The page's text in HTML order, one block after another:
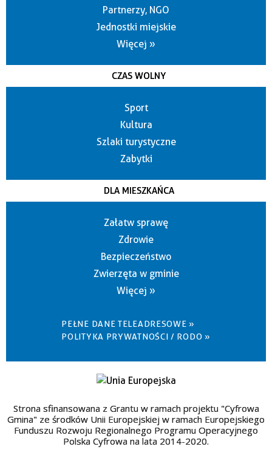
Partnerzy, NGO
Jednostki miejskie
Więcej »
CZAS WOLNY
Sport
Kultura
Szlaki turystyczne
Zabytki
DLA MIESZKAŃCA
Załatw sprawę
Zdrowie
Bezpieczeństwo
Zwierzęta w gminie
Więcej »
PEŁNE DANE TELEADRESOWE »
POLITYKA PRYWATNOŚCI / RODO »
Strona sfinansowana z Grantu w ramach projektu "Cyfrowa
Gmina" ze środków Unii Europejskiej w ramach Europejskiego
Funduszu Rozwoju Regionalnego Programu Operacyjnego
Polska Cyfrowa na lata 2014-2020.